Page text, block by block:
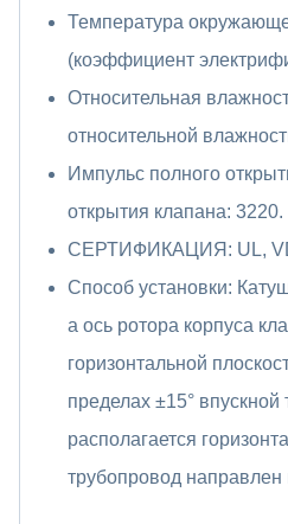
Температура
(коэффициент
Относительная
относительной
Импульс полного
открытия клапана: 3220.
СЕРТИФИКАЦИЯ: UL,
Способ установки:
а ось ротора корпуса
горизонтальной
пределах ±15° впускной
располагается
трубопровод направлен